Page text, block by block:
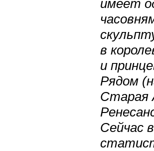
имеет
в
и
Рядом
Старая
Сейчас